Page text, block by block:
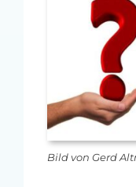
Ihre Werbung
Suche
nach:
Bild von Gerd